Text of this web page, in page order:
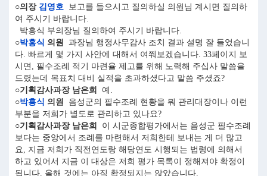
○의장 김영호 보고를 들으시고 질의하실 의원님 계시면 질의하
여 주시기 바랍니다.
박흥식 부의장님 질의하여 주시기 바랍니다.
○박흥식 의원
과장님 행정사무감사 조치 결과 설명 잘 들었습니
다. 빠르게 몇 가지 사안에 대해서 여쭤보겠습니다. 33페이지 보
시면, 필수조례 적기 마련율 제고를 위해 노력해 주십사 말씀을
드렸는데 목표치 대비 실적을 초과하셨다고 말씀 주셨죠?
○기획감사과장 남은희
예.
○박흥식 의원
음성군의 필수조례 현황을 뭐 관리대장이나 이런
부분을 저희가 별도로 관리하고 있나요?
○기획감사과장 남은희
이 시군종합평가에서는 음성군 필수조례
보다는 중앙에서 조례를 마련해서 저희한테 보내는 게 더 많고
요, 지금 저희가 직전연도랑 해당연도 시행되는 법령에 의해서
하고 있어서 지금 이 대상은 저희 평가 목록이 정해져야 확정이
됩니다. 올해 것에는 아직 확정되지는 않았습니다.